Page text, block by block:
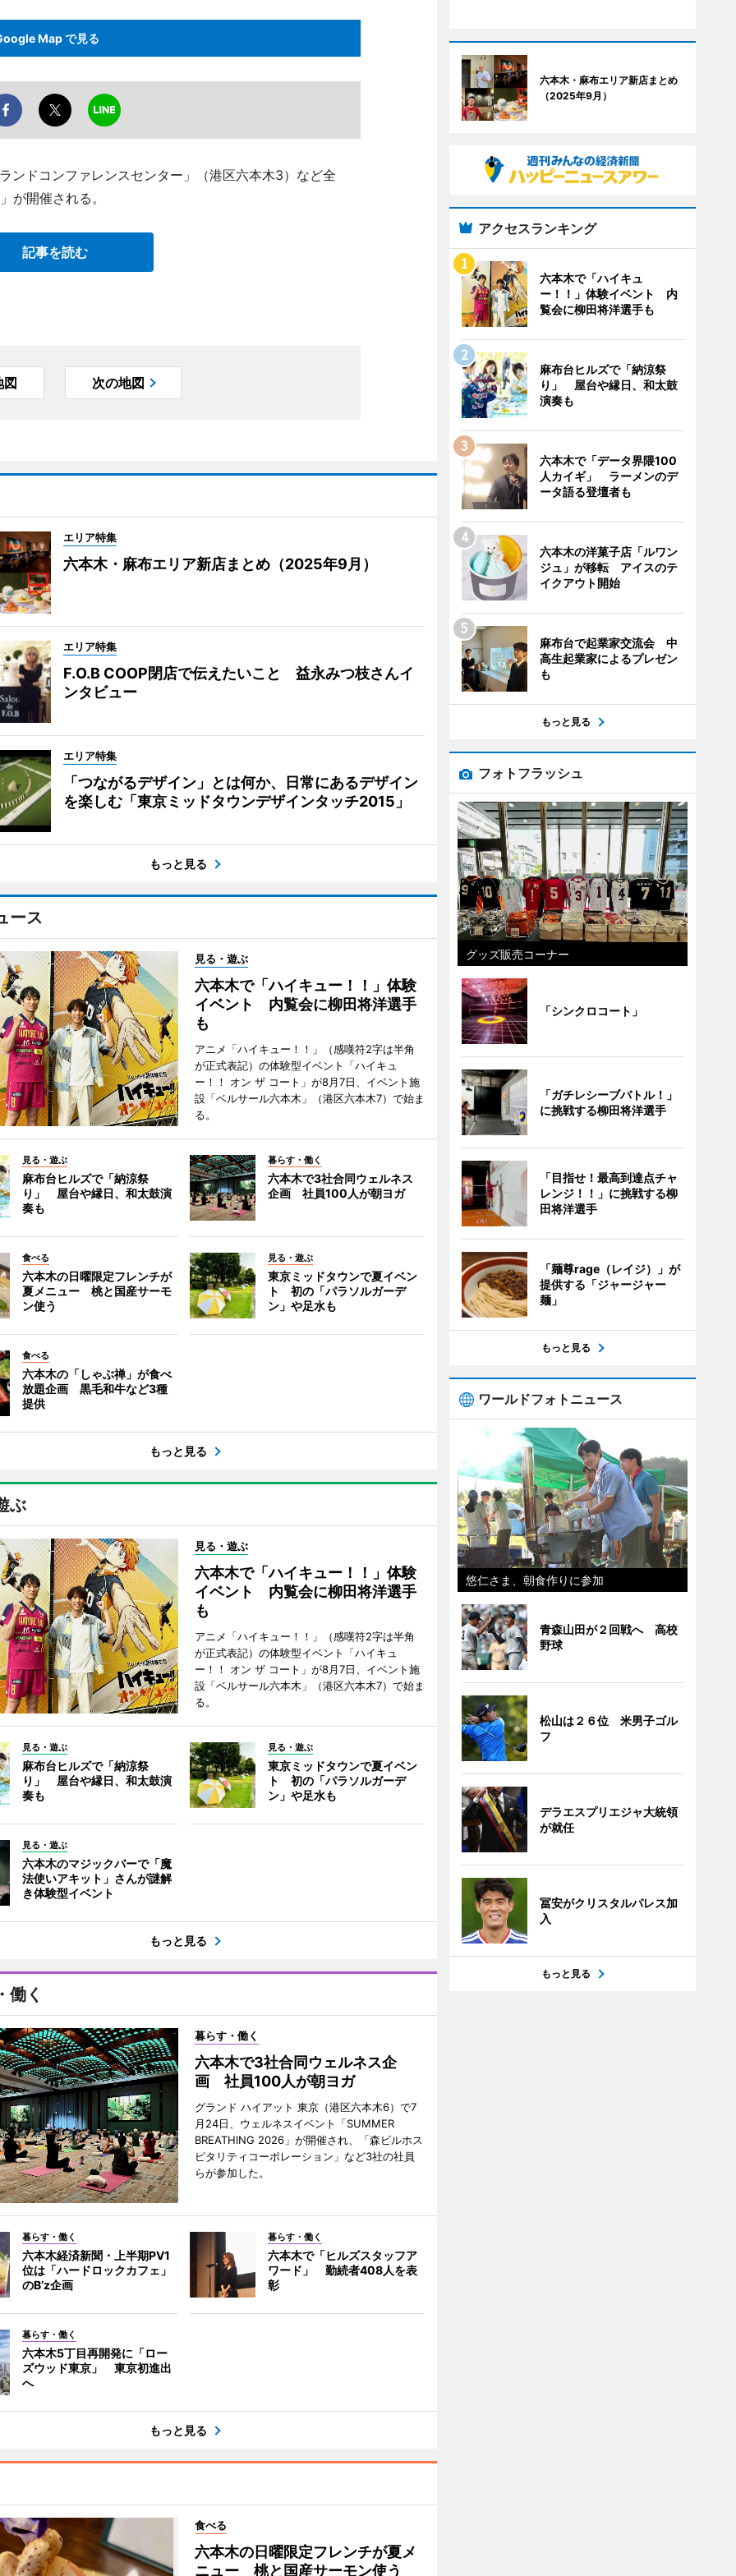
Map で見る
ンドコンファレンスセンター」（港区六本木3）など全
が開催される。
記事を読む
図 次の地図
エリア特集
六本木・麻布エリア新店まとめ（2025年9月）
エリア特集
F.O.B COOP閉店で伝えたいこと 益永みつ枝さんイ
ンタビュー
エリア特集
「つながるデザイン」とは何か、日常にあるデザイン
を楽しむ「東京ミッドタウンデザインタッチ2015」
もっと見る
ース
見る・遊ぶ
六本木で「ハイキュー！！」体験
イベント 内覧会に柳田将洋選手
も
アニメ「ハイキュー！！」（感嘆符2字は半角
が正式表記）の体験型イベント「ハイキュ
ー！！ オン ザ コート」が8月7日、イベント施
設「ベルサール六本木」（港区六本木7）で始ま
る。
見る・遊ぶ
麻布台ヒルズで「納涼祭
り」 屋台や縁日、和太鼓演
奏も
暮らす・働く
六本木で3社合同ウェルネス
企画 社員100人が朝ヨガ
食べる
六本木の日曜限定フレンチが
夏メニュー 桃と国産サーモ
ン使う
見る・遊ぶ
東京ミッドタウンで夏イベン
ト 初の「パラソルガーデ
ン」や足水も
食べる
六本木の「しゃぶ禅」が食べ
放題企画 黒毛和牛など3種
提供
もっと見る
ぶ
見る・遊ぶ
六本木で「ハイキュー！！」体験
イベント 内覧会に柳田将洋選手
も
アニメ「ハイキュー！！」（感嘆符2字は半角
が正式表記）の体験型イベント「ハイキュ
ー！！ オン ザ コート」が8月7日、イベント施
設「ベルサール六本木」（港区六本木7）で始ま
る。
見る・遊ぶ
麻布台ヒルズで「納涼祭
り」 屋台や縁日、和太鼓演
奏も
見る・遊ぶ
東京ミッドタウンで夏イベン
ト 初の「パラソルガーデ
ン」や足水も
見る・遊ぶ
六本木のマジックバーで「魔
法使いアキット」さんが謎解
き体験型イベント
もっと見る
働く
暮らす・働く
六本木で3社合同ウェルネス企
画 社員100人が朝ヨガ
グランド ハイアット 東京（港区六本木6）で7
月24日、ウェルネスイベント「SUMMER
BREATHING 2026」が開催され、「森ビルホス
ピタリティコーポレーション」など3社の社員
らが参加した。
暮らす・働く
六本木経済新聞・上半期PV1
位は「ハードロックカフェ」
のB’z企画
暮らす・働く
六本木で「ヒルズスタッフア
ワード」 勤続者408人を表
彰
暮らす・働く
六本木5丁目再開発に「ロー
ズウッド東京」 東京初進出
へ
もっと見る
食べる
六本木の日曜限定フレンチが夏メ
ニュー 桃と国産サーモン使う
六本木・麻布エリア新店まとめ
（2025年9月）
アクセスランキング
六本木で「ハイキュ
ー！！」体験イベント 内
覧会に柳田将洋選手も
麻布台ヒルズで「納涼祭
り」 屋台や縁日、和太鼓
演奏も
六本木で「データ界隈100
人カイギ」 ラーメンのデ
ータ語る登壇者も
六本木の洋菓子店「ルワン
ジュ」が移転 アイスのテ
イクアウト開始
麻布台で起業家交流会 中
高生起業家によるプレゼン
も
もっと見る
フォトフラッシュ
グッズ販売コーナー
「シンクロコート」
「ガチレシーブバトル！」
に挑戦する柳田将洋選手
「目指せ！最高到達点チャ
レンジ！！」に挑戦する柳
田将洋選手
「麺尊rage（レイジ）」が
提供する「ジャージャー
麺」
もっと見る
ワールドフォトニュース
悠仁さま、朝食作りに参加
青森山田が２回戦へ 高校
野球
松山は２６位 米男子ゴル
フ
デラエスプリエジャ大統領
が就任
冨安がクリスタルパレス加
入
もっと見る